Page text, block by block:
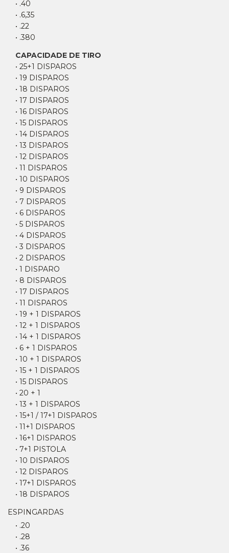
• .40
• .6,35
• .22
• .380
CAPACIDADE DE TIRO
• 25+1 DISPAROS
• 19 DISPAROS
• 18 DISPAROS
• 17 DISPAROS
• 16 DISPAROS
• 15 DISPAROS
• 14 DISPAROS
• 13 DISPAROS
• 12 DISPAROS
• 11 DISPAROS
• 10 DISPAROS
• 9 DISPAROS
• 7 DISPAROS
• 6 DISPAROS
• 5 DISPAROS
• 4 DISPAROS
• 3 DISPAROS
• 2 DISPAROS
• 1 DISPARO
• 8 DISPAROS
• 17 DISPAROS
• 11 DISPAROS
• 19 + 1 DISPAROS
• 12 + 1 DISPAROS
• 14 + 1 DISPAROS
• 6 + 1 DISPAROS
• 10 + 1 DISPAROS
• 15 + 1 DISPAROS
• 15 DISPAROS
• 20 + 1
• 13 + 1 DISPAROS
• 15+1 / 17+1 DISPAROS
• 11+1 DISPAROS
• 16+1 DISPAROS
• 7+1 PISTOLA
• 10 DISPAROS
• 12 DISPAROS
• 17+1 DISPAROS
• 18 DISPAROS
ESPINGARDAS
• .20
• .28
• .36